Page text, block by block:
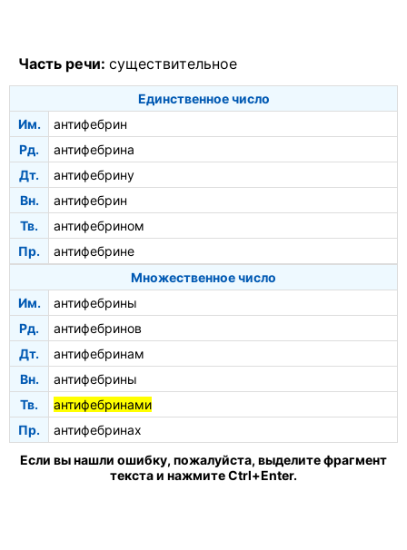
Часть речи: существительное
Единственное число
Им.
антифебрин
Рд.
антифебрина
Дт.
антифебрину
Вн.
антифебрин
Тв.
антифебрином
Пр.
антифебрине
Множественное число
Им.
антифебрины
Рд.
антифебринов
Дт.
антифебринам
Вн.
антифебрины
Тв.
антифебринами
Пр.
антифебринах
Если вы нашли ошибку, пожалуйста, выделите фрагмент
текста и нажмите Ctrl+Enter.